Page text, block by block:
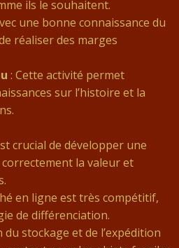
ils le souhaitent.
une bonne connaissance du
réaliser des marges
: Cette activité permet
sur l’histoire et la
crucial de développer une
la valeur et
en ligne est très compétitif,
de différenciation.
du stockage et de l’expédition